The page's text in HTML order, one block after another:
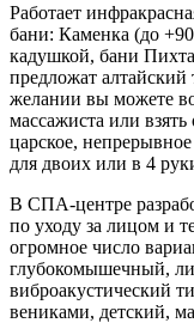
Работает
бани: Каменка (до
кадушкой, бани
предложат
желании вы можете
массажиста или
царское,
для двоих или в 4
В СПА-центре
по уходу за лицом и
огромное число
глубокомышечный,
виброакустический
вениками, детский,